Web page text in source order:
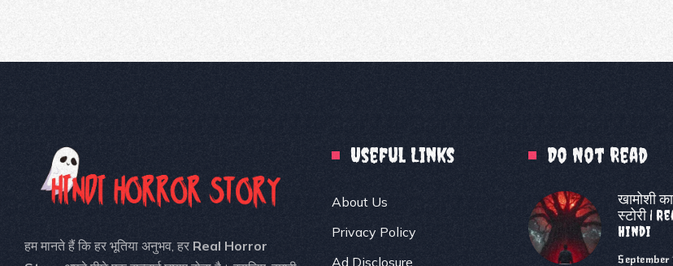
हम मानते हैं कि हर भूतिया अनुभव, हर Real Horror
Useful Links
About Us
Privacy Policy
Ad Disclosure
Do Not Read
खामोशी
स्टोरी |
Hindi
September